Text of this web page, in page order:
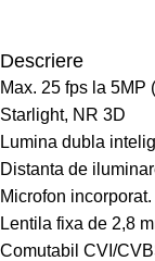
Descriere
Max. 25 fps la 5MP
Starlight, NR 3D
Lumina dubla
Distanta de
Microfon incorporat.
Lentila fixa ​​de 2,8
Comutabil CVI/